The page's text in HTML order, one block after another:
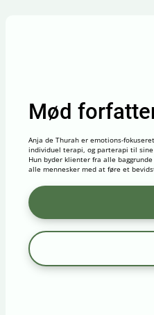
Mød
Anja de Thurah er emotions-
individuel terapi, og parterapi til
Hun byder klienter fra alle
alle mennesker med at føre et